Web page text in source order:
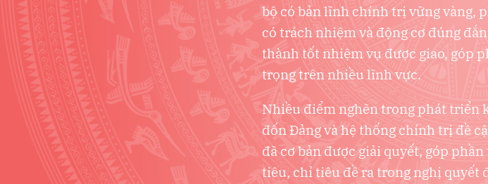
bộ có bản lĩnh chính trị vững vàng,
có trách nhiệm và động cơ đúng
thành tốt nhiệm vụ được giao, góp
trọng trên nhiều lĩnh vực.
Nhiều điểm nghẽn trong phát triển
đốn Đảng và hệ thống chính trị đề
đã cơ bản được giải quyết, góp
tiêu, chỉ tiêu đề ra trong nghị quyết